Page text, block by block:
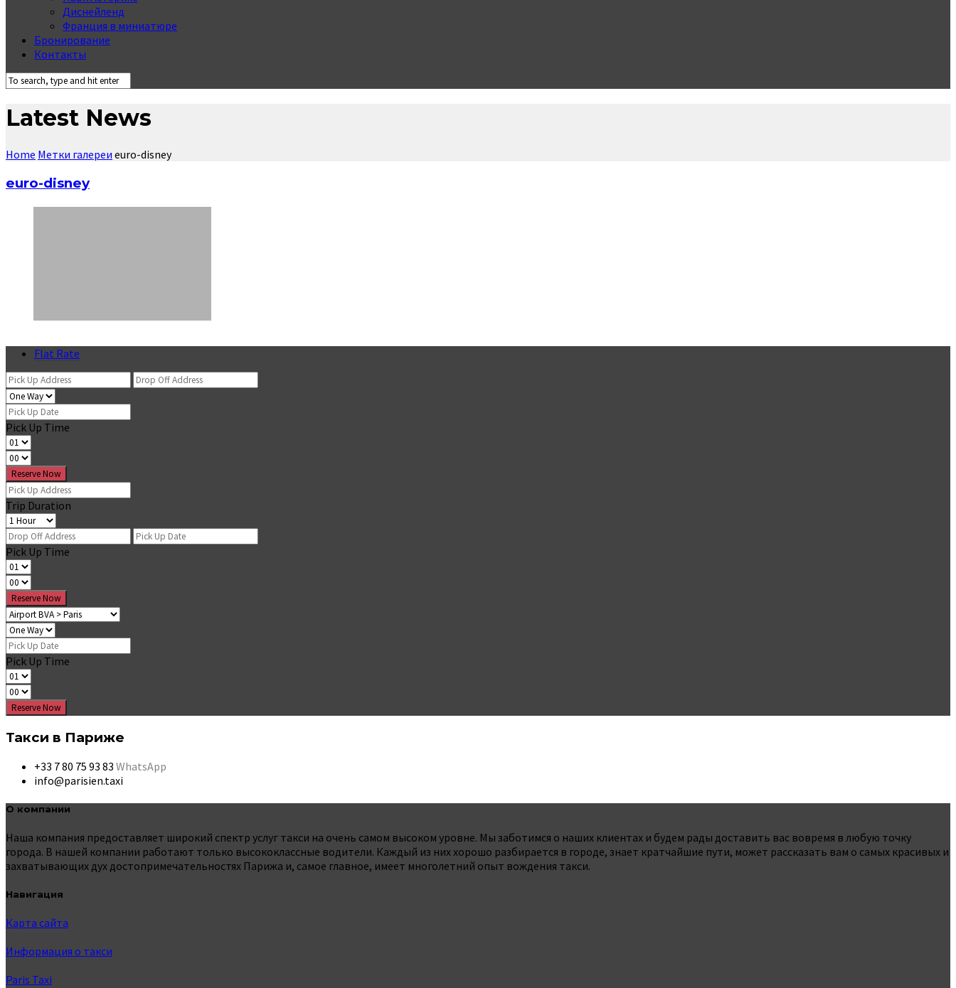
Диснейленд
Франция в миниатюре
Бронирование
Контакты
Latest News
Home Метки галереи euro-disney
euro-disney
Flat Rate
Pick Up Time
Reserve Now
Trip Duration
Pick Up Time
Reserve Now
Pick Up Time
Reserve Now
Такси в Париже
+33 7 80 75 93 83 WhatsApp
info@parisien.taxi
О компании
Наша компания предоставляет широкий спектр услуг такси на очень самом высоком уровне. Мы заботимся о наших клиентах и ​​будем рады доставить вас вовремя в любую точку
города. В нашей компании работают только высококлассные водители. Каждый из них хорошо разбирается в городе, знает кратчайшие пути, может рассказать вам о самых красивых и
захватывающих дух достопримечательностях Парижа и, самое главное, имеет многолетний опыт вождения такси.
Навигация
Карта сайта
Информация о такси
Paris Taxi